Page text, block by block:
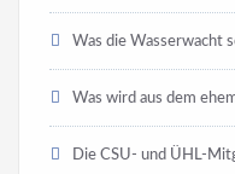
Was die Wasserwacht
Was wird aus dem
Die CSU- und ÜHL-